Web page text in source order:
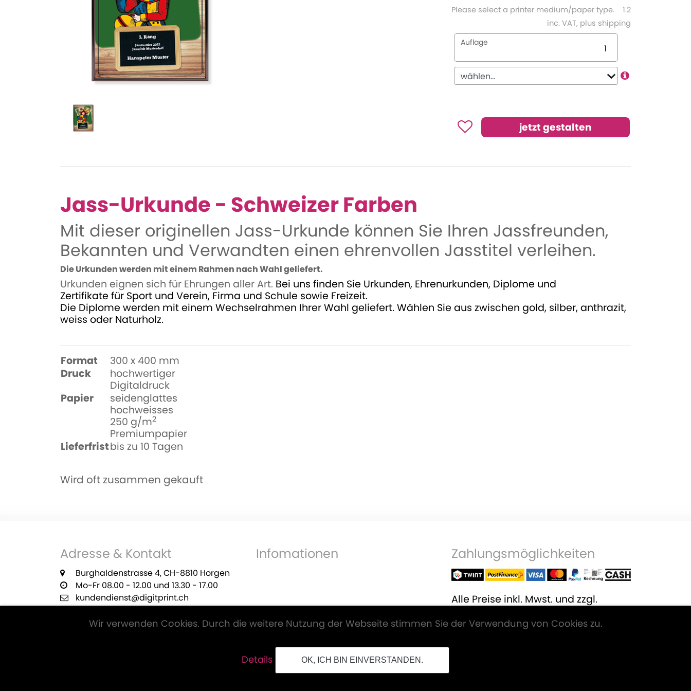
Please select a printer medium/paper type.
1.2
inc. VAT, plus shipping
Auflage
Jass-Urkunde - Schweizer Farben
Mit dieser originellen Jass-Urkunde können Sie Ihren Jassfreunden,
Bekannten und Verwandten einen ehrenvollen Jasstitel verleihen.
Die Urkunden werden mit einem Rahmen nach Wahl geliefert.
Urkunden eignen sich für Ehrungen aller Art. Bei uns finden Sie Urkunden, Ehrenurkunden, Diplome und
Zertifikate für Sport und Verein, Firma und Schule sowie Freizeit.
Die Diplome werden mit einem Wechselrahmen Ihrer Wahl geliefert. Wählen Sie aus zwischen gold, silber, anthrazit,
weiss oder Naturholz.
Format
300 x 400 mm
Druck
hochwertiger
Digitaldruck
Papier
seidenglattes
hochweisses
250 g/m2
Premiumpapier
Lieferfristbis zu 10 Tagen
Wird oft zusammen gekauft
Adresse & Kontakt
Burghaldenstrasse 4, CH-8810 Horgen
Mo-Fr 08.00 - 12.00 und 13.30 - 17.00
kundendienst@digitprint.ch
Infomationen Zahlungsmöglichkeiten
Alle Preise inkl. Mwst. und zzgl.
Wir verwenden Cookies. Durch die weitere Nutzung der Webseite stimmen Sie der Verwendung von Cookies zu.
Details OK, ICH BIN EINVERSTANDEN.